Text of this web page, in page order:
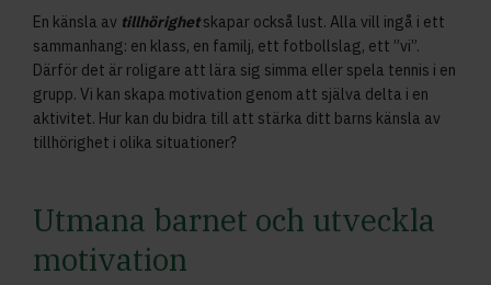
En känsla av tillhörighet skapar också lust. Alla vill ingå i ett
sammanhang: en klass, en familj, ett fotbollslag, ett ”vi”.
Därför det är roligare att lära sig simma eller spela tennis i en
grupp. Vi kan skapa motivation genom att själva delta i en
aktivitet. Hur kan du bidra till att stärka ditt barns känsla av
tillhörighet i olika situationer?
Utmana barnet och utveckla
motivation